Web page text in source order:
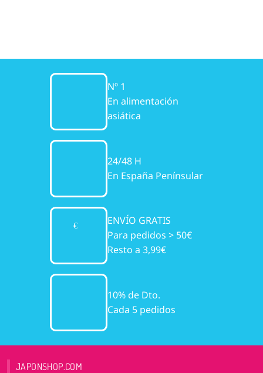
Nº 1
En alimentación
asiática
24/48 H
En España Penínsular
ENVÍO GRATIS
Para pedidos > 50€
Resto a 3,99€
10% de Dto.
Cada 5 pedidos
JAPONSHOP.COM